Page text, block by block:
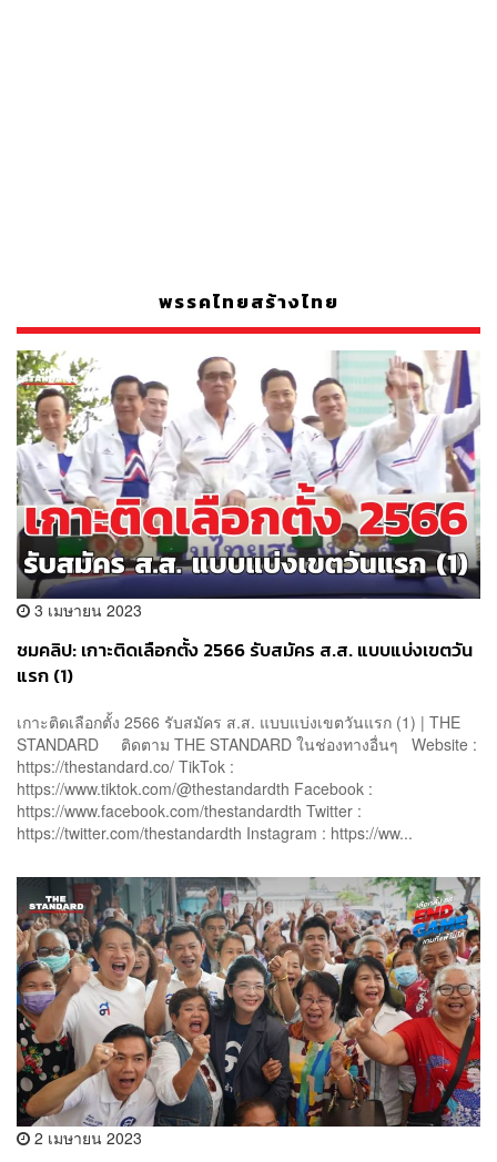
พรรคไทยสร้างไทย
3 เมษายน 2023
ชมคลิป: เกาะติดเลือกตั้ง 2566 รับสมัคร ส.ส. แบบแบ่งเขตวัน
แรก (1)
เกาะติดเลือกตั้ง 2566 รับสมัคร ส.ส. แบบแบ่งเขตวันแรก (1) | THE
STANDARD ติดตาม THE STANDARD ในช่องทางอื่นๆ Website :
https://thestandard.co/ TikTok :
https://www.tiktok.com/@thestandardth Facebook :
https://www.facebook.com/thestandardth Twitter :
https://twitter.com/thestandardth Instagram : https://ww...
2 เมษายน 2023